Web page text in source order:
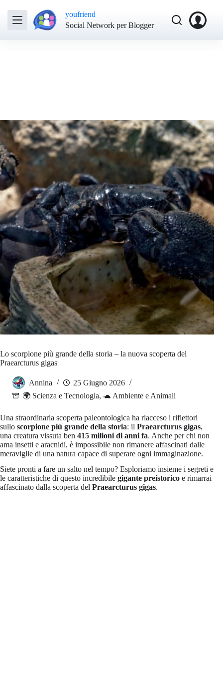
youfriend
Social Network per Blogger
Lo scorpione più grande della storia – la nuova scoperta del
Praearcturus gigas
Annina
25 Giugno 2026
🌍 Scienza e Tecnologia, 🐢 Ambiente e Animali
Una straordinaria scoperta paleontologica ha riacceso i riflettori
sullo scorpione più grande della storia: il Praearcturus gigas,
una creatura vissuta ben 415 milioni di anni fa. Anche per chi non
ama insetti e aracnidi, è impossibile non rimanere affascinati dalle
meraviglie di una natura capace di superare ogni immaginazione.
Siete pronti a fare un salto nel tempo? Esploriamo insieme i segreti e
le caratteristiche di questo incredibile gigante preistorico e rimarrai
affascinato dalla scoperta del Praearcturus gigas.